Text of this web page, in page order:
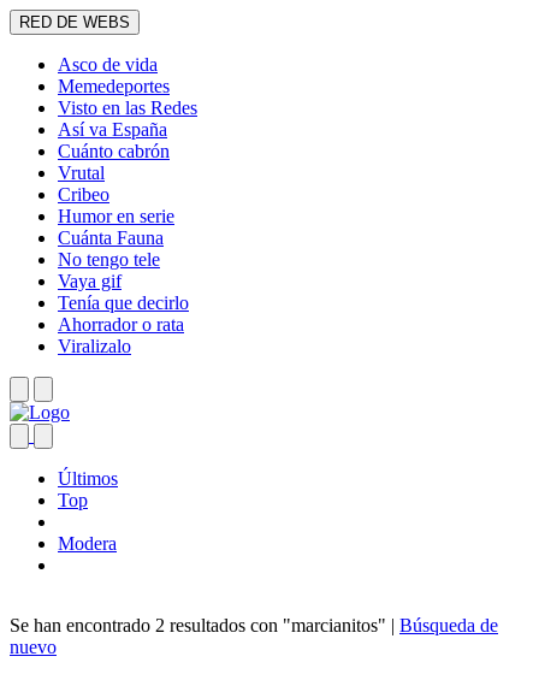
RED DE WEBS
Asco de vida
Memedeportes
Visto en las Redes
Así va España
Cuánto cabrón
Vrutal
Cribeo
Humor en serie
Cuánta Fauna
No tengo tele
Vaya gif
Tenía que decirlo
Ahorrador o rata
Viralizalo
Últimos
Top
Modera
Se han encontrado 2 resultados con "marcianitos" | Búsqueda de
nuevo